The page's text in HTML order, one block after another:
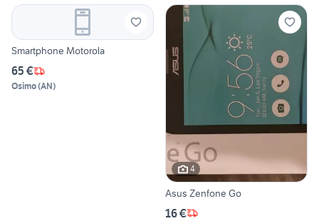
Smartphone Motorola
65 €
Osimo(AN)
4
Asus Zenfone Go
16 €